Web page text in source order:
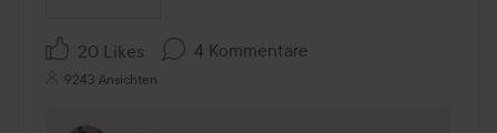
20 Likes 4 Kommentare
9243 Ansichten